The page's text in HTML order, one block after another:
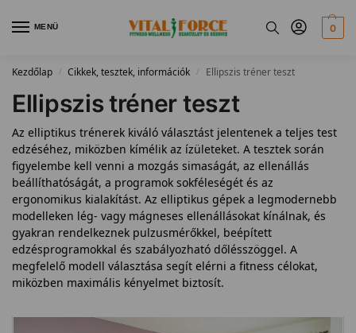
MENÜ 0
Kezdőlap / Cikkek, tesztek, információk / Ellipszis tréner teszt
Ellipszis tréner teszt
Az elliptikus trénerek kiváló választást jelentenek a teljes test
edzéséhez, miközben kímélik az ízületeket. A tesztek során
figyelembe kell venni a mozgás simaságát, az ellenállás
beállíthatóságát, a programok sokféleségét és az
ergonomikus kialakítást. Az elliptikus gépek a legmodernebb
modelleken lég- vagy mágneses ellenállásokat kínálnak, és
gyakran rendelkeznek pulzusmérőkkel, beépített
edzésprogramokkal és szabályozható dőlésszöggel. A
megfelelő modell választása segít elérni a fitness célokat,
miközben maximális kényelmet biztosít.